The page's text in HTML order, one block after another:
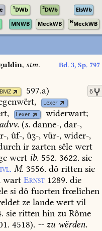
1DWb 2DWb ElsWb
MNWB MeckWB NMeckWB
, stm. Bd. 3, Sp. 797
6
BMZ 597.a)
Lexer
Lexer
widerwart;
advv. (s. danne-, dar-,
, ûf-, ûʒ-, vür-, wider-,
ir zarten sêle wert
wert ib. 552. 3622. sie
M. 3556. dô ritten sie
wart Ernst 1289. die
si dô fuorten frœlîchen
ze lande wert vil
sie ritten hin zu Rôme
4518). -- zu wërden.